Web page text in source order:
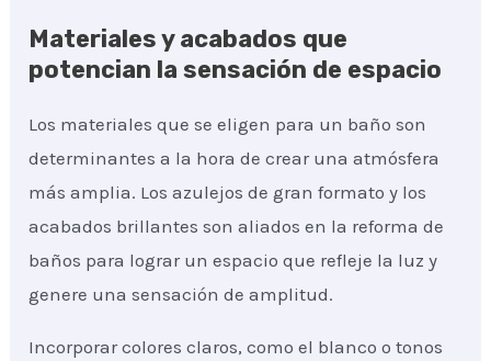
Materiales y acabados que
potencian la sensación de espacio
Los materiales que se eligen para un baño son
determinantes a la hora de crear una atmósfera
más amplia. Los azulejos de gran formato y los
acabados brillantes son aliados en la reforma de
baños para lograr un espacio que refleje la luz y
genere una sensación de amplitud.
Incorporar colores claros, como el blanco o tonos